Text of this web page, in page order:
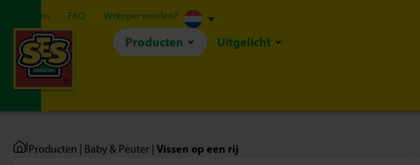
Over ons FAQ Verkoper worden?
Producten Uitgelicht
|Producten Baby & Peuter Vissen op een rij